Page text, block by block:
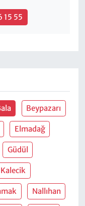
15 55
Beypazarı
Elmadağ
Güdül
Kalecik
Nallıhan